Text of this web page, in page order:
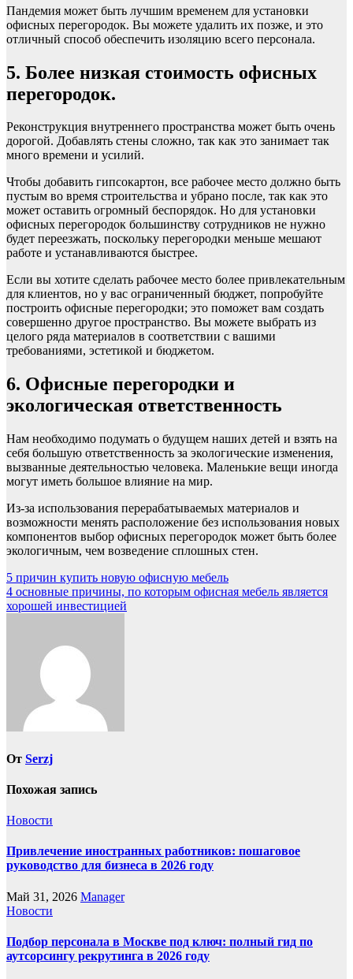
Пандемия может быть лучшим временем для установки
офисных перегородок. Вы можете удалить их позже, и это
отличный способ обеспечить изоляцию всего персонала.
5. Более низкая стоимость офисных
перегородок.
Реконструкция внутреннего пространства может быть очень
дорогой. Добавлять стены сложно, так как это занимает так
много времени и усилий.
Чтобы добавить гипсокартон, все рабочее место должно быть
пустым во время строительства и убрано после, так как это
может оставить огромный беспорядок. Но для установки
офисных перегородок большинству сотрудников не нужно
будет переезжать, поскольку перегородки меньше мешают
работе и устанавливаются быстрее.
Если вы хотите сделать рабочее место более привлекательным
для клиентов, но у вас ограниченный бюджет, попробуйте
построить офисные перегородки; это поможет вам создать
совершенно другое пространство. Вы можете выбрать из
целого ряда материалов в соответствии с вашими
требованиями, эстетикой и бюджетом.
6. Офисные перегородки и
экологическая ответственность
Нам необходимо подумать о будущем наших детей и взять на
себя большую ответственность за экологические изменения,
вызванные деятельностью человека. Маленькие вещи иногда
могут иметь большое влияние на мир.
Из-за использования перерабатываемых материалов и
возможности менять расположение без использования новых
компонентов выбор офисных перегородок может быть более
экологичным, чем возведение сплошных стен.
Навигация
по
5 причин купить новую офисную мебель
4 основные причины, по которым офисная мебель является
хорошей инвестицией
От Serzj
Похожая запись
Новости
Привлечение иностранных работников: пошаговое
руководство для бизнеса в 2026 году
Май 31, 2026 Manager
Новости
Подбор персонала в Москве под ключ: полный гид по
аутсорсингу рекрутинга в 2026 году